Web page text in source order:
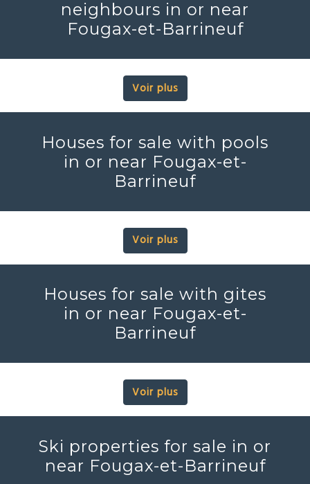
neighbours in or near
Fougax-et-Barrineuf
Voir plus
Houses for sale with pools
in or near Fougax-et-
Barrineuf
Voir plus
Houses for sale with gites
in or near Fougax-et-
Barrineuf
Voir plus
Ski properties for sale in or
near Fougax-et-Barrineuf